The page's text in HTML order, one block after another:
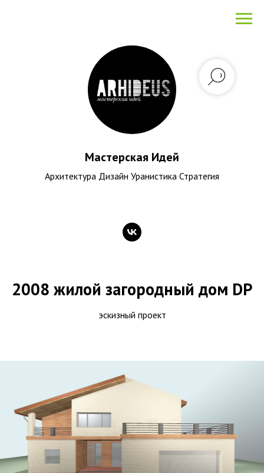
Мастерская Идей
Архитектура Дизайн Уранистика Стратегия
2008 жилой загородный дом DP
эскизный проект